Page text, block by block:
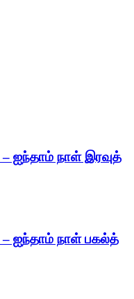
ஐந்தாம் நாள் இரவுத்
ஐந்தாம் நாள் பகல்த்